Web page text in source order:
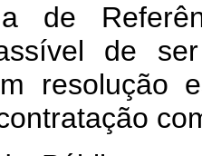
de
de
resolução